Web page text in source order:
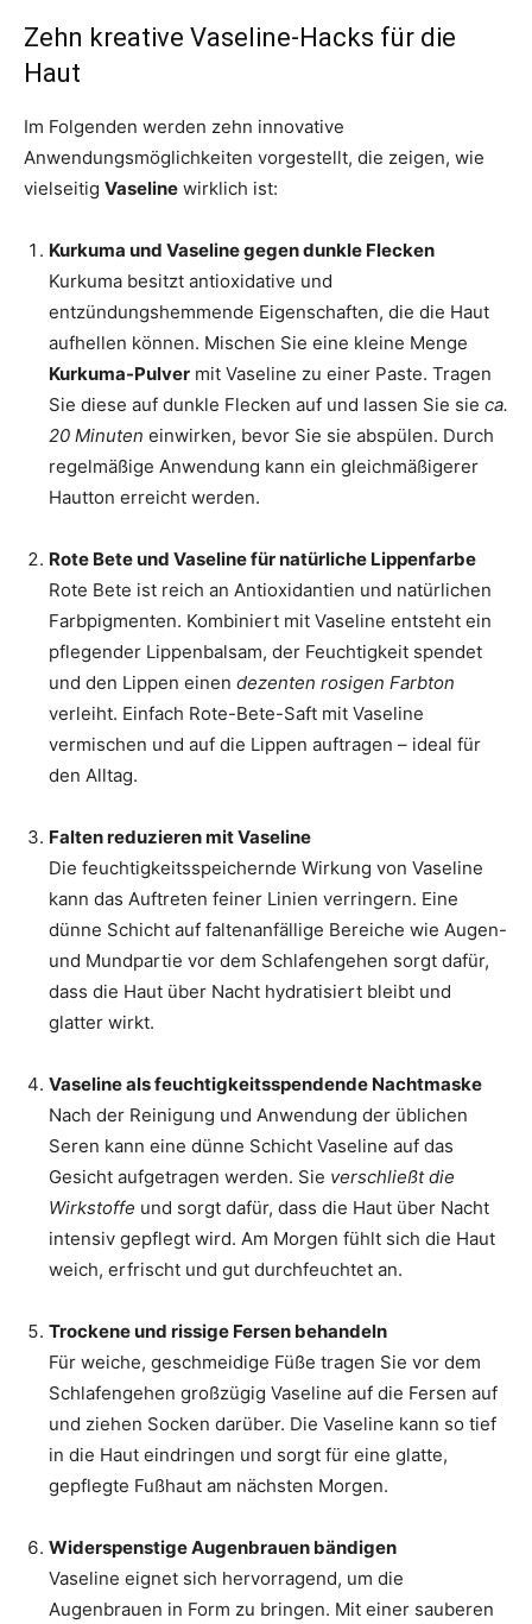
Zehn kreative Vaseline-Hacks für die
Haut
Im Folgenden werden zehn innovative
Anwendungsmöglichkeiten vorgestellt, die zeigen, wie
vielseitig Vaseline wirklich ist:
Kurkuma und Vaseline gegen dunkle Flecken
Kurkuma besitzt antioxidative und
entzündungshemmende Eigenschaften, die die Haut
aufhellen können. Mischen Sie eine kleine Menge
Kurkuma-Pulver mit Vaseline zu einer Paste. Tragen
Sie diese auf dunkle Flecken auf und lassen Sie sie ca.
20 Minuten einwirken, bevor Sie sie abspülen. Durch
regelmäßige Anwendung kann ein gleichmäßigerer
Hautton erreicht werden.
Rote Bete und Vaseline für natürliche Lippenfarbe
Rote Bete ist reich an Antioxidantien und natürlichen
Farbpigmenten. Kombiniert mit Vaseline entsteht ein
pflegender Lippenbalsam, der Feuchtigkeit spendet
und den Lippen einen dezenten rosigen Farbton
verleiht. Einfach Rote-Bete-Saft mit Vaseline
vermischen und auf die Lippen auftragen – ideal für
den Alltag.
Falten reduzieren mit Vaseline
Die feuchtigkeitsspeichernde Wirkung von Vaseline
kann das Auftreten feiner Linien verringern. Eine
dünne Schicht auf faltenanfällige Bereiche wie Augen-
und Mundpartie vor dem Schlafengehen sorgt dafür,
dass die Haut über Nacht hydratisiert bleibt und
glatter wirkt.
Vaseline als feuchtigkeitsspendende Nachtmaske
Nach der Reinigung und Anwendung der üblichen
Seren kann eine dünne Schicht Vaseline auf das
Gesicht aufgetragen werden. Sie verschließt die
Wirkstoffe und sorgt dafür, dass die Haut über Nacht
intensiv gepflegt wird. Am Morgen fühlt sich die Haut
weich, erfrischt und gut durchfeuchtet an.
Trockene und rissige Fersen behandeln
Für weiche, geschmeidige Füße tragen Sie vor dem
Schlafengehen großzügig Vaseline auf die Fersen auf
und ziehen Socken darüber. Die Vaseline kann so tief
in die Haut eindringen und sorgt für eine glatte,
gepflegte Fußhaut am nächsten Morgen.
Widerspenstige Augenbrauen bändigen
Vaseline eignet sich hervorragend, um die
Augenbrauen in Form zu bringen. Mit einer sauberen